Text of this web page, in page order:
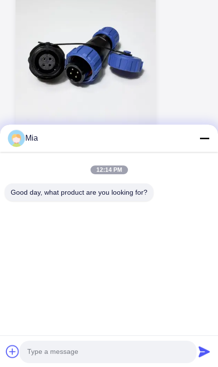
BEXKOM SP11 সিরিজ IP68 ওয়াটারপ্রুফ সার্কুলার
কানেক্টর PA66 শেল এবং ব্রাস গোল্ড প্ল্যাটেড পিন পিপিএস
এখনই যোগাযোগ করুন
© 2024 - 2026 BEXKOM Electronics Co., Ltd.. সমস্ত অধিকার সংরক্ষিত।.
Mia
12:14 PM
Good day, what product are you looking for?